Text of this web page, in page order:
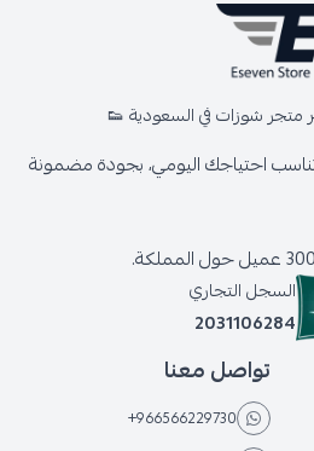
متجر شوزات في السعودية 👟
احتياجك اليومي، بجودة مضمونة
السجل التجاري
2031106284
تواصل معنا
+966566229730